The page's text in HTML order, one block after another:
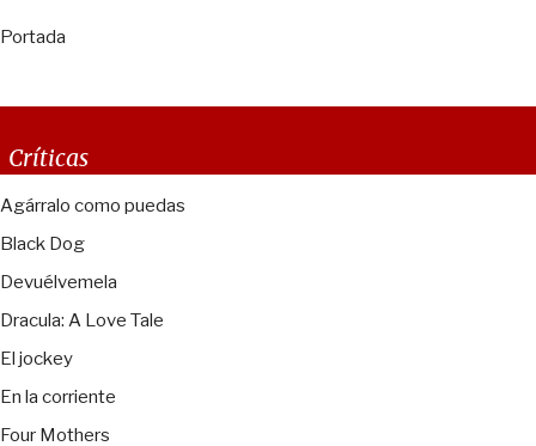
Portada
Críticas
Agárralo como puedas
Black Dog
Devuélvemela
Dracula: A Love Tale
El jockey
En la corriente
Four Mothers